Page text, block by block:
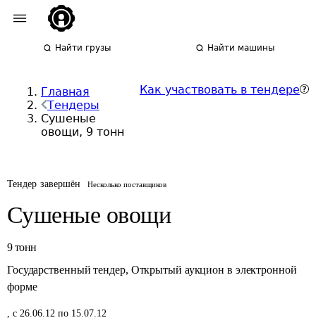
Найти грузы Найти машины
Главная
Тендеры
Сушеные
овощи, 9 тонн
Как участвовать в тендере
Тендер завершён Несколько поставщиков
Сушеные овощи
9 тонн
Государственный тендер, Открытый аукцион в электронной
форме
, с 26.06.12 по 15.07.12